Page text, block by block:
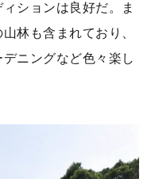
ションは良好だ。ま
林も含まれており、
ニングなど色々楽し